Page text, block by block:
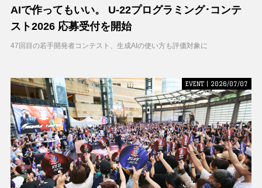
AIで作ってもいい。 U-22プログラミング･コンテ
スト2026 応募受付を開始
47回目の若手開発者コンテスト、生成AIの使い方も評価対象に
EVENT | 2026/07/07